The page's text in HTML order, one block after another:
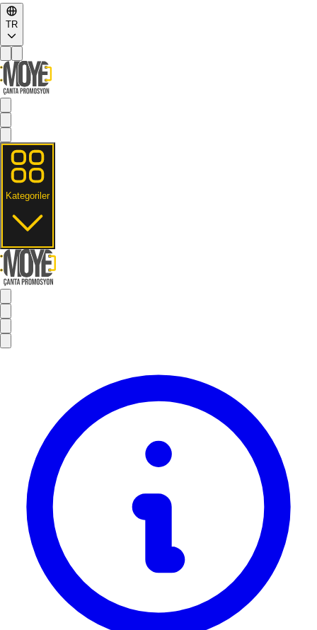
TR
Kategoriler